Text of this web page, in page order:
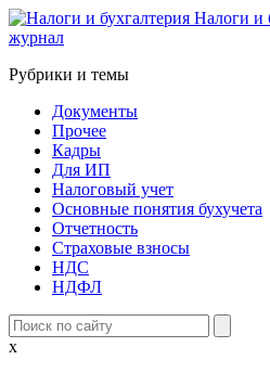
Налоги и
журнал
Рубрики и темы
Документы
Прочее
Кадры
Для ИП
Налоговый учет
Основные понятия бухучета
Отчетность
Страховые взносы
НДС
НДФЛ
x